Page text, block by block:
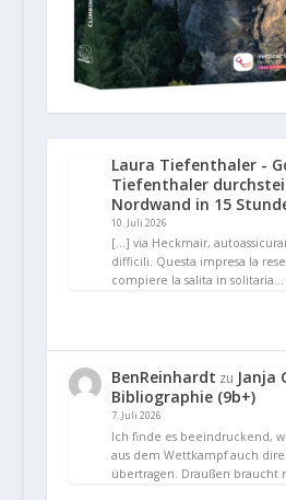
Laura Tiefenthaler -
Tiefenthaler
Nordwand in 15
10. Juli 2026
[…] via Heckmair,
difficili. Questa impresa la
compiere la salita in solitaria…
BenReinhardt zu Janja
Bibliographie (9b+)
7. Juli 2026
Ich finde es beeindruckend,
aus dem Wettkampf auch
übertragen. Draußen braucht